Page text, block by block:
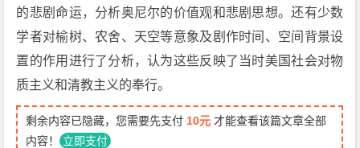
的悲剧命运，分析奥尼尔的价值观和悲剧思想。还有少数
学者对榆树、农舍、天空等意象及剧作时间、空间背景设
置的作用进行了分析，认为这些反映了当时美国社会对物
质主义和清教主义的奉行。
剩余内容已隐藏，您需要先支付 10元 才能查看该篇文章全部
内容！ 立即支付